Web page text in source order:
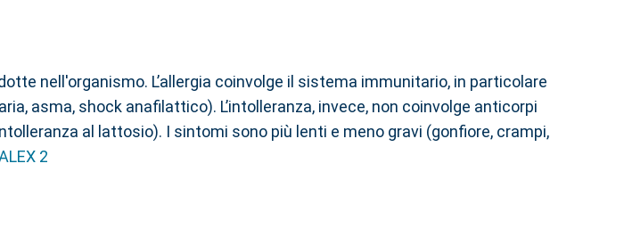
nell'organismo. L’allergia coinvolge il sistema immunitario, in particolare
asma, shock anafilattico). L’intolleranza, invece, non coinvolge anticorpi
al lattosio). I sintomi sono più lenti e meno gravi (gonfiore, crampi,
2